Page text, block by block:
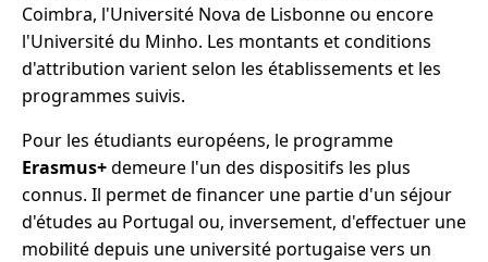
Coimbra, l'Université Nova de Lisbonne ou encore
l'Université du Minho. Les montants et conditions
d'attribution varient selon les établissements et les
programmes suivis.
Pour les étudiants européens, le programme
Erasmus+demeure l'un des dispositifs les plus
connus. Il permet de financer une partie d'un séjour
d'études au Portugal ou, inversement, d'effectuer une
mobilité depuis une université portugaise vers un